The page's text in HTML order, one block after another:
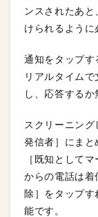
ンスされたあ
けられるように
通知をタップす
リアルタイム
し、応答するか
スクリーニン
発信者］にまと
［既知として
からの電話は着
除］をタップ
能です。